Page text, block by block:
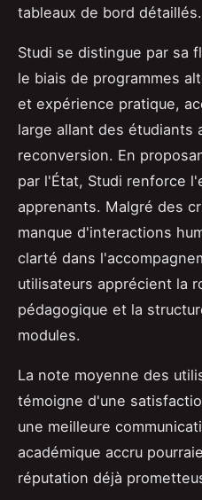
tableaux de bord détaillés.
Studi se distingue par sa
le biais de programmes
et expérience pratique,
large allant des étudiants
reconversion. En
par l'État, Studi renforce
apprenants. Malgré des
manque d'interactions
clarté dans
utilisateurs apprécient la
pédagogique et la
modules.
La note moyenne des
témoigne d'une
une meilleure
académique accru
réputation déjà